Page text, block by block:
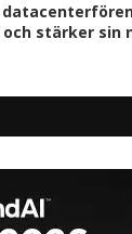
stärker sin